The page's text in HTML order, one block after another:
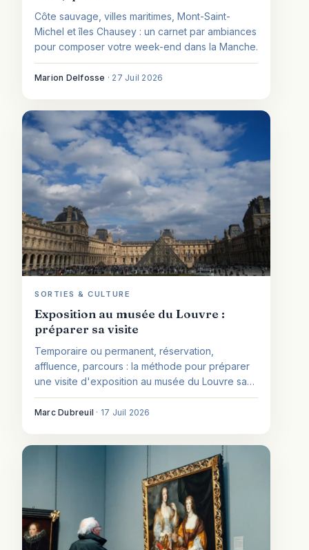
Côte sauvage, villes maritimes, Mont-Saint-
Michel et îles Chausey : un carnet par ambiances
pour composer votre week-end dans la Manche.
Marion Delfosse · 27 Juil 2026
SORTIES & CULTURE
Exposition au musée du Louvre :
préparer sa visite
Temporaire ou permanent, réservation,
affluence, parcours : la méthode pour préparer
une visite d'exposition au musée du Louvre sans
mauvaise surprise.
Marc Dubreuil · 17 Juil 2026